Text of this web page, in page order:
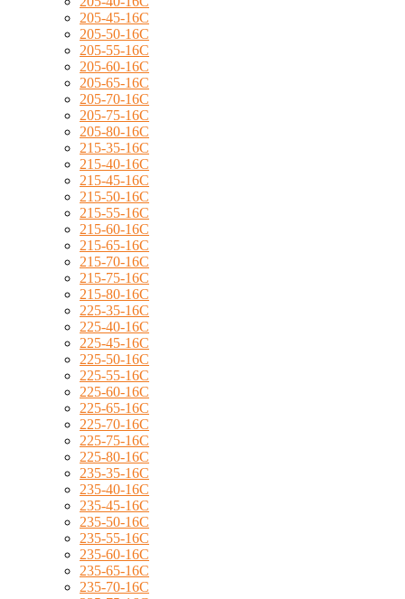
205-45-16C
205-50-16C
205-55-16C
205-60-16C
205-65-16C
205-70-16C
205-75-16C
205-80-16C
215-35-16C
215-40-16C
215-45-16C
215-50-16C
215-55-16C
215-60-16C
215-65-16C
215-70-16C
215-75-16C
215-80-16C
225-35-16C
225-40-16C
225-45-16C
225-50-16C
225-55-16C
225-60-16C
225-65-16C
225-70-16C
225-75-16C
225-80-16C
235-35-16C
235-40-16C
235-45-16C
235-50-16C
235-55-16C
235-60-16C
235-65-16C
235-70-16C